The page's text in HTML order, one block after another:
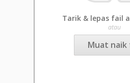
Tarik & lepas fail
atau
Muat naik